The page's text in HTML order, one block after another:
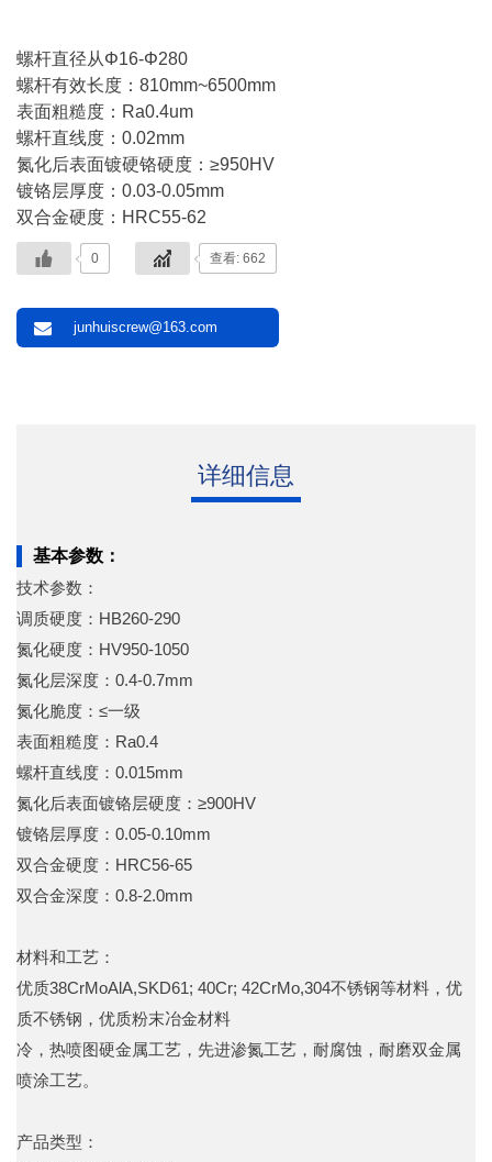
螺杆直径从Φ16-Φ280
螺杆有效长度：810mm~6500mm
表面粗糙度：Ra0.4um
螺杆直线度：0.02mm
氮化后表面镀硬铬硬度：≥950HV
镀铬层厚度：0.03-0.05mm
双合金硬度：HRC55-62
0 查看: 662
junhuiscrew@163.com
详细信息
基本参数：
技术参数：
调质硬度：HB260-290
氮化硬度：HV950-1050
氮化层深度：0.4-0.7mm
氮化脆度：≤一级
表面粗糙度：Ra0.4
螺杆直线度：0.015mm
氮化后表面镀铬层硬度：≥900HV
镀铬层厚度：0.05-0.10mm
双合金硬度：HRC56-65
双合金深度：0.8-2.0mm
材料和工艺：
优质38CrMoAlA,SKD61; 40Cr; 42CrMo,304不锈钢等材料，优
质不锈钢，优质粉末冶金材料
冷，热喷图硬金属工艺，先进渗氮工艺，耐腐蚀，耐磨双金属
喷涂工艺。
产品类型：